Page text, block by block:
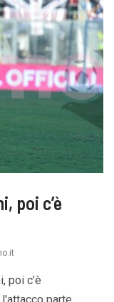
poi c’è
poi c’è